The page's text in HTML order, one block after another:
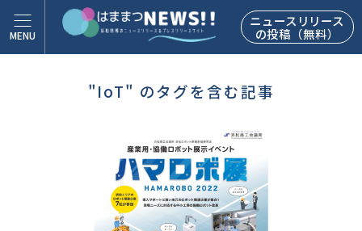
ニュースリリース
の投稿（無料）
"IoT" のタグを含む記事